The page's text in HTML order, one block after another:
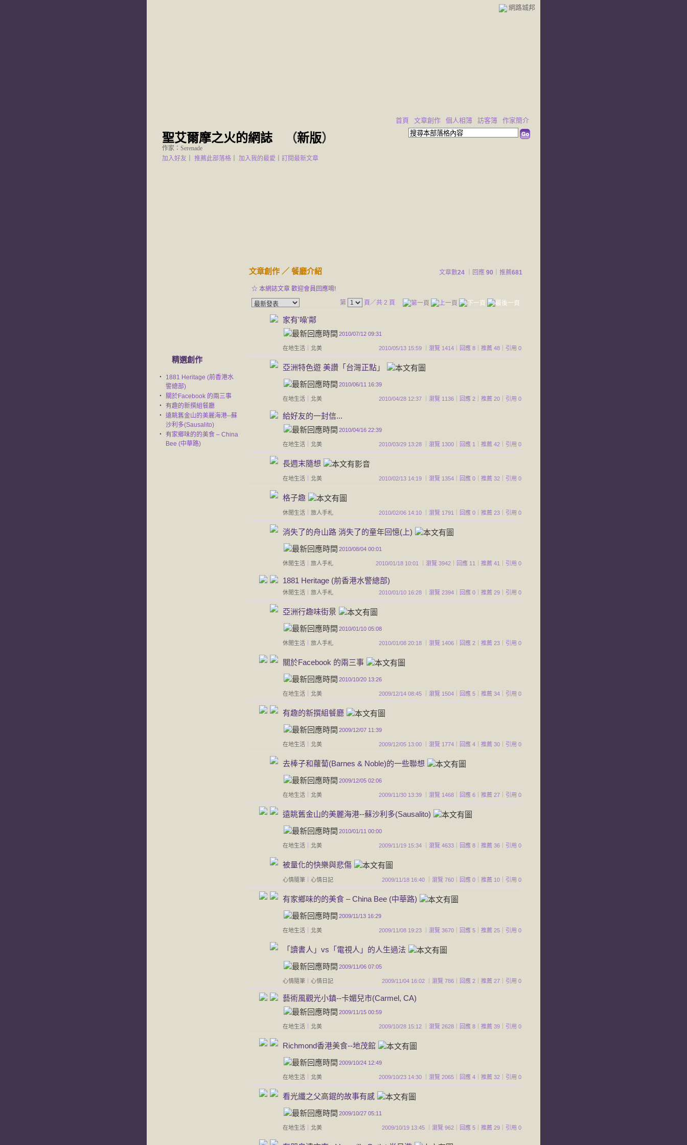
網路城邦
聖艾爾摩之火的網誌 （新版）
首頁 文章創作 個人相簿 訪客簿 作家簡介
加入好友 推薦此部落格 加入我的最愛 訂閱最新文章
作家：Serenade
精選創作
‧
1881 Heritage (前香港水
警總部)
‧
關於Facebook 的兩三事
‧ 有趣的新撰組餐廳
‧ 遠眺舊金山的美麗海港--蘇
沙利多(Sausalito)
‧ 有家鄉味的的美食 – China
Bee (中華路)
文章創作 ／ 餐廳介紹 文章數24 ｜回應 90 ｜推薦681
☆ 本網誌文章 歡迎會員回應唷!
第
頁／共 2 頁
家有'噪'鄰
2010/07/12 09:31
在地生活 北美 2010/05/13 15:59 ｜瀏覽 1414｜回應 8｜推薦 48｜引用 0
亞洲特色遊 美讚「台灣正點」
2010/06/11 16:39
在地生活 北美 2010/04/28 12:37 ｜瀏覽 1136｜回應 2｜推薦 20｜引用 0
給好友的一封信...
2010/04/16 22:39
在地生活 北美 2010/03/29 13:28 ｜瀏覽 1300｜回應 1｜推薦 42｜引用 0
長週末隨想
在地生活 北美 2010/02/13 14:19 ｜瀏覽 1354｜回應 0｜推薦 32｜引用 0
格子趣
休閒生活 旅人手札 2010/02/06 14:10 ｜瀏覽 1791｜回應 0｜推薦 23｜引用 0
消失了的舟山路 消失了的童年回憶(上)
2010/08/04 00:01
休閒生活 旅人手札 2010/01/18 10:01 ｜瀏覽 3942｜回應 11｜推薦 41｜引用 0
1881 Heritage (前香港水警總部)
休閒生活 旅人手札 2010/01/10 16:28 ｜瀏覽 2394｜回應 0｜推薦 29｜引用 0
亞洲行趣味街景
2010/01/10 05:08
休閒生活 旅人手札 2010/01/08 20:18 ｜瀏覽 1406｜回應 2｜推薦 23｜引用 0
關於Facebook 的兩三事
2010/10/20 13:26
在地生活 北美 2009/12/14 08:45 ｜瀏覽 1504｜回應 5｜推薦 34｜引用 0
有趣的新撰組餐廳
2009/12/07 11:39
在地生活 北美 2009/12/05 13:00 ｜瀏覽 1774｜回應 4｜推薦 30｜引用 0
去棒子和蘿蔔(Barnes & Noble)的一些聯想
2009/12/05 02:06
在地生活 北美 2009/11/30 13:39 ｜瀏覽 1468｜回應 6｜推薦 27｜引用 0
遠眺舊金山的美麗海港--蘇沙利多(Sausalito)
2010/01/11 00:00
在地生活 北美 2009/11/19 15:34 ｜瀏覽 4633｜回應 8｜推薦 36｜引用 0
被量化的快樂與悲傷
心情隨筆 心情日記 2009/11/18 16:40 ｜瀏覽 760｜回應 0｜推薦 10｜引用 0
有家鄉味的的美食 – China Bee (中華路)
2009/11/13 16:29
在地生活 北美 2009/11/08 19:23 ｜瀏覽 3670｜回應 5｜推薦 25｜引用 0
「讀書人」vs「電視人」的人生過法
2009/11/06 07:05
心情隨筆 心情日記 2009/11/04 16:02 ｜瀏覽 786｜回應 2｜推薦 27｜引用 0
藝術風觀光小鎮--卡媚兒市(Carmel, CA)
2009/11/15 00:59
在地生活 北美 2009/10/28 15:12 ｜瀏覽 2628｜回應 8｜推薦 39｜引用 0
Richmond香港美食--地茂館
2009/10/24 12:49
在地生活 北美 2009/10/23 14:30 ｜瀏覽 2065｜回應 4｜推薦 32｜引用 0
看光纖之父高錕的故事有感
2009/10/27 05:11
在地生活 北美 2009/10/19 13:45 ｜瀏覽 962｜回應 5｜推薦 29｜引用 0